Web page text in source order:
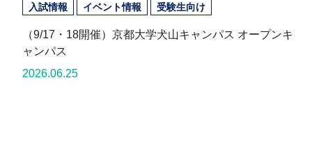
入試情報 イベント情報 受験生向け
（9/17・18開催）京都大学犬山キャンパス オープンキ
ャンパス
2026.06.25